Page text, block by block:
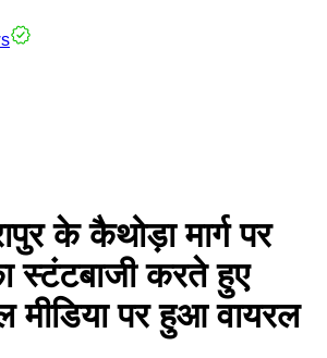
के कैथोड़ा मार्ग पर
स्टंटबाजी करते हुए
मीडिया पर हुआ वायरल